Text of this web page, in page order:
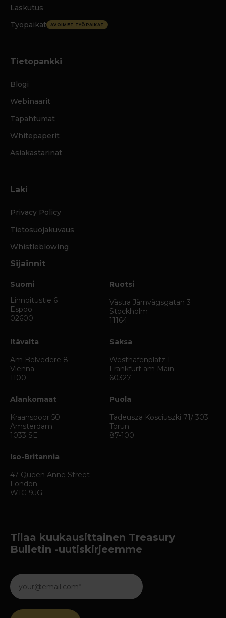
Laskutus
Työpaikat
AVOIMET TYÖPAIKAT
Tietopankki
Blogi
Webinaarit
Tapahtumat
Whitepaperit
Asiakastarinat
Laki
Privacy Policy
Tietosuojakuvaus
Whistleblowing
Sijainnit
Suomi
Linnoitustie 6
Espoo
02600
Ruotsi
Västra Järnvägsgatan 3
Stockholm
11164
Itävalta
Am Belvedere 8
Vienna
1100
Saksa
Westhafenplatz 1
Frankfurt am Main
60327
Alankomaat
Kraanspoor 50
Amsterdam
1033 SE
Puola
Tadeusza Kosciuszki 71/ 303
Torun
87-100
Iso-Britannia
47 Queen Anne Street
London
W1G 9JG
Tilaa kuukausittainen Treasury
Bulletin -uutiskirjeemme